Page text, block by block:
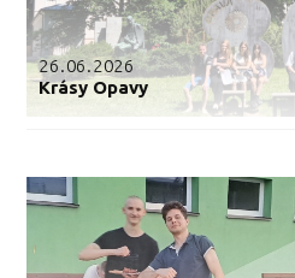
26.06.2026
Krásy Opavy